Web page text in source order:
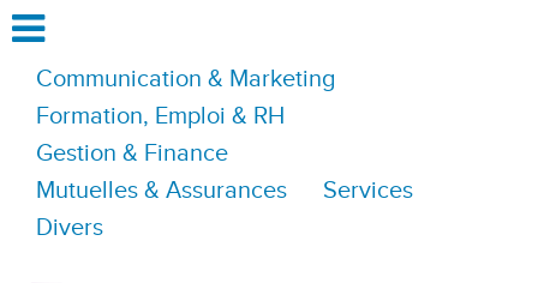
Communication & Marketing
Formation, Emploi & RH
Gestion & Finance
Mutuelles & Assurances
Services
Divers